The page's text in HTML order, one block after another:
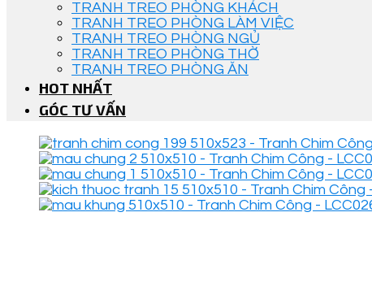
TRANH TREO PHÒNG KHÁCH
TRANH TREO PHÒNG LÀM VIỆC
TRANH TREO PHÒNG NGỦ
TRANH TREO PHÒNG THỜ
TRANH TREO PHÒNG ĂN
HOT NHẤT
GÓC TƯ VẤN